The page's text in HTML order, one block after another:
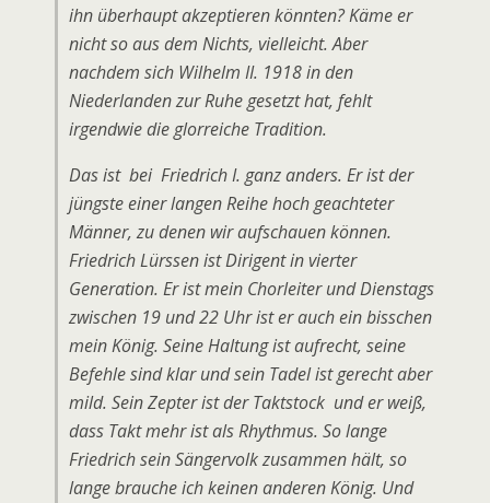
ihn überhaupt akzeptieren könnten? Käme er
nicht so aus dem Nichts, vielleicht. Aber
nachdem sich Wilhelm II. 1918 in den
Niederlanden zur Ruhe gesetzt hat, fehlt
irgendwie die glorreiche Tradition.
Das ist bei Friedrich I. ganz anders. Er ist der
jüngste einer langen Reihe hoch geachteter
Männer, zu denen wir aufschauen können.
Friedrich Lürssen ist Dirigent in vierter
Generation. Er ist mein Chorleiter und Dienstags
zwischen 19 und 22 Uhr ist er auch ein bisschen
mein König. Seine Haltung ist aufrecht, seine
Befehle sind klar und sein Tadel ist gerecht aber
mild. Sein Zepter ist der Taktstock und er weiß,
dass Takt mehr ist als Rhythmus. So lange
Friedrich sein Sängervolk zusammen hält, so
lange brauche ich keinen anderen König. Und